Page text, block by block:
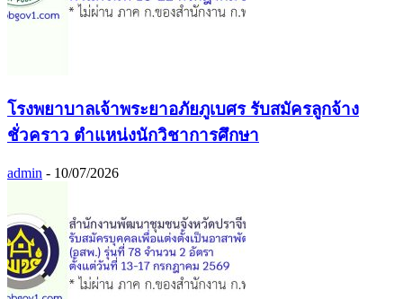
โรงพยาบาลเจ้าพระยาอภัยภูเบศร รับสมัครลูกจ้าง
ชั่วคราว ตำแหน่งนักวิชาการศึกษา
admin - 10/07/2026